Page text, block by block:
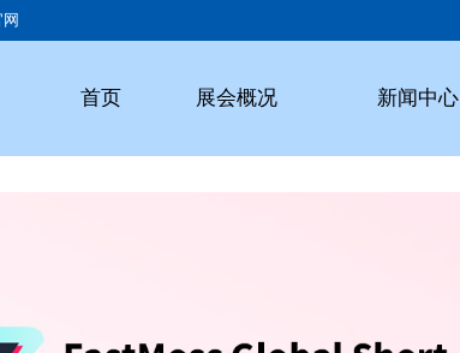
首页 展会概况
日程安排
新闻中心
团体观众